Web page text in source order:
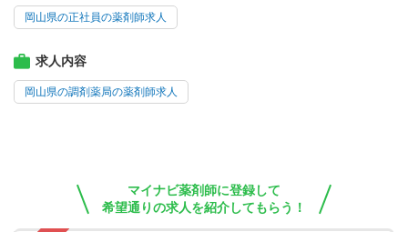
岡山県の正社員の薬剤師求人
求人内容
岡山県の調剤薬局の薬剤師求人
マイナビ薬剤師に登録して
希望通りの求人を紹介してもらう！